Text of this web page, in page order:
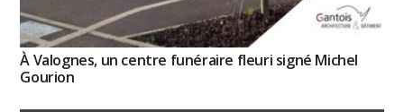
À Valognes, un centre funéraire fleuri signé Michel
Gourion